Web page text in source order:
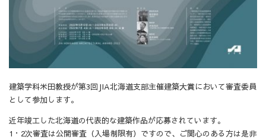
建築学科米田教授が第3回JIA北海道支部主催建築大賞において審査委員
として参加します。
近年竣工した北海道の代表的な建築作品が応募されています。
1・2次審査は公開審査（入場制限有）ですので、ご関心のある方は是非